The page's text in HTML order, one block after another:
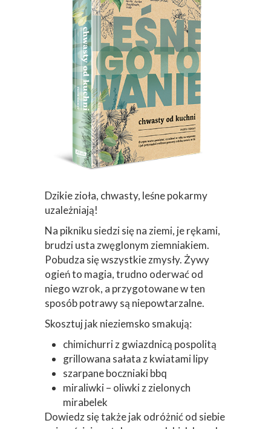
Dzikie zioła, chwasty, leśne pokarmy
uzależniają!
Na pikniku siedzi się na ziemi, je rękami,
brudzi usta zwęglonym ziemniakiem.
Pobudza się wszystkie zmysły. Żywy
ogień to magia, trudno oderwać od
niego wzrok, a przygotowane w ten
sposób potrawy są niepowtarzalne.
Skosztuj jak nieziemsko smakują:
chimichurri z gwiazdnicą pospolitą
grillowana sałata z kwiatami lipy
szarpane boczniaki bbq
miraliwki – oliwki z zielonych
mirabelek
Dowiedz się także jak odróżnić od siebie